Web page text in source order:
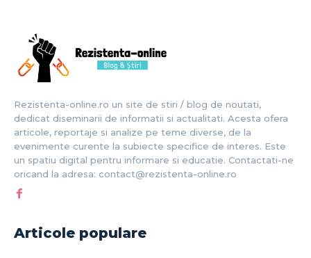
Rezistenta-online.ro un site de stiri / blog de noutati,
dedicat diseminarii de informatii si actualitati. Acesta ofera
articole, reportaje si analize pe teme diverse, de la
evenimente curente la subiecte specifice de interes. Este
un spatiu digital pentru informare si educatie. Contactati-ne
oricand la adresa: contact@rezistenta-online.ro
Articole populare